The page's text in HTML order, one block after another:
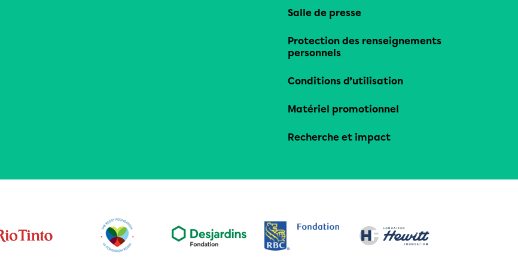
Salle de presse
Protection des renseignements
personnels
Conditions d’utilisation
Matériel promotionnel
Recherche et impact